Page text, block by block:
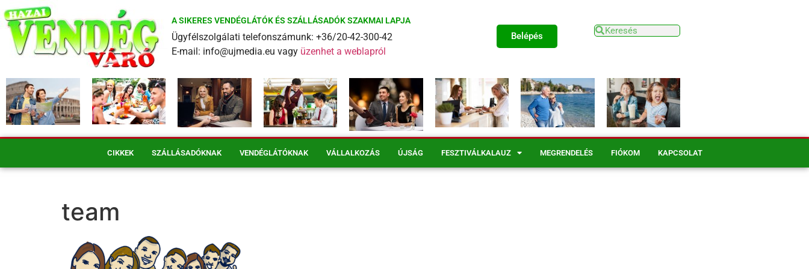
A SIKERES VENDÉGLÁTÓK ÉS SZÁLLÁSADÓK SZAKMAI LAPJA
Ügyfélszolgálati telefonszámunk: +36/20-42-300-42
E-mail: info@ujmedia.eu vagy üzenhet a weblapról
Belépés
CIKKEK SZÁLLÁSADÓKNAK VENDÉGLÁTÓKNAK VÁLLALKOZÁS ÚJSÁG FESZTIVÁLKALAUZ MEGRENDELÉS FIÓKOM KAPCSOLAT
team